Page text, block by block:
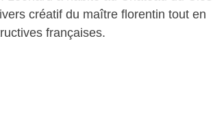
créatif du maître florentin tout en
françaises.